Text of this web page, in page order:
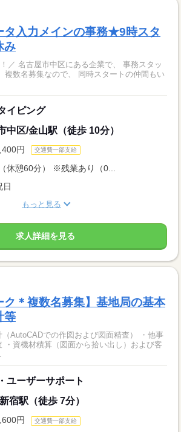
タ入力メインの事務★9時スタ
み
務スタッ
イピング
中区/金山駅（徒歩 10分）
円 交通費一部支給
休憩60分） ※残業あり（0...
日
もっと見る
求人詳細を見る
ク＊複数名募集】基地局の基本
等
（AutoCADでの作図および図面精査） ・他事
・資機材積算（図面から拾い出し）および客
ユーザーサポート
宿駅（徒歩 7分）
円 交通費一部支給